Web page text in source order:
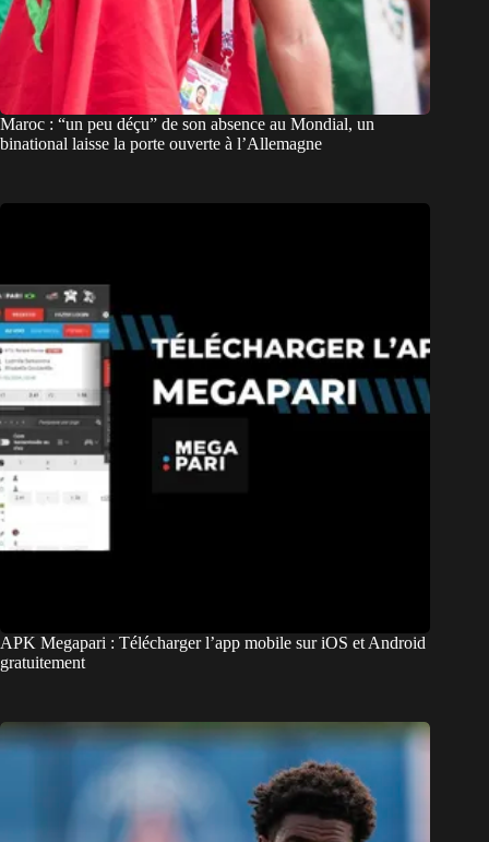
Maroc : “un peu déçu” de son absence au Mondial, un
binational laisse la porte ouverte à l’Allemagne
APK Megapari : Télécharger l’app mobile sur iOS et Android
gratuitement